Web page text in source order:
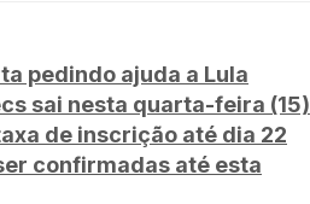
pedindo ajuda a Lula
sai nesta quarta-feira (15)
de inscrição até dia 22
confirmadas até esta